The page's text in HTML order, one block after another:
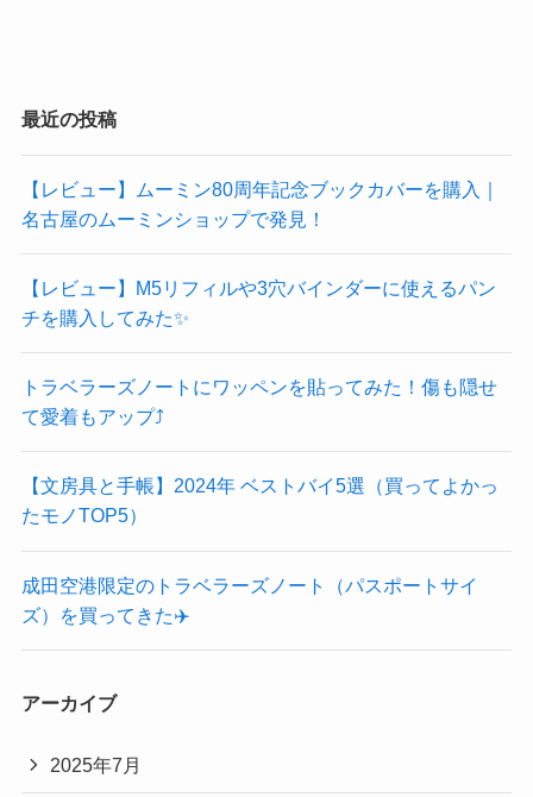
最近の投稿
【レビュー】ムーミン80周年記念ブックカバーを購入｜
名古屋のムーミンショップで発見！
【レビュー】M5リフィルや3穴バインダーに使えるパン
チを購入してみた✨
トラベラーズノートにワッペンを貼ってみた！傷も隠せ
て愛着もアップ⤴️
【文房具と手帳】2024年 ベストバイ5選（買ってよかっ
たモノTOP5）
成田空港限定のトラベラーズノート（パスポートサイ
ズ）を買ってきた✈️
アーカイブ
2025年7月